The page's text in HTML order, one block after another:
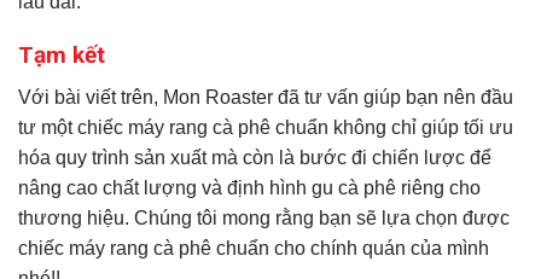
Tạm kết
Với bài viết trên, Mon Roaster đã tư vấn giúp bạn nên đầu
tư một chiếc máy rang cà phê chuẩn không chỉ giúp tối ưu
hóa quy trình sản xuất mà còn là bước đi chiến lược để
nâng cao chất lượng và định hình gu cà phê riêng cho
thương hiệu. Chúng tôi mong rằng bạn sẽ lựa chọn được
chiếc máy rang cà phê chuẩn cho chính quán của mình